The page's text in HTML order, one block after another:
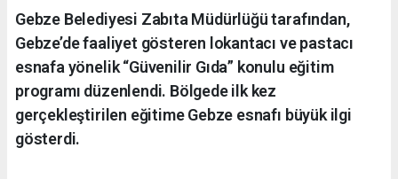
Gebze Belediyesi Zabıta Müdürlüğü tarafından,
Gebze’de faaliyet gösteren lokantacı ve pastacı
esnafa yönelik “Güvenilir Gıda” konulu eğitim
programı düzenlendi. Bölgede ilk kez
gerçekleştirilen eğitime Gebze esnafı büyük ilgi
gösterdi.